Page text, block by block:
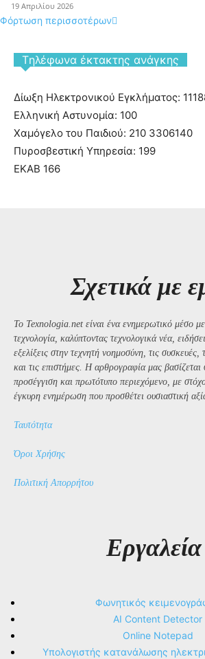
19 Απριλίου 2026
Φόρτωση περισσοτέρων
Tηλέφωνα έκτακτης ανάγκης
Δίωξη Ηλεκτρονικού Εγκλήματος:
Ελληνική Αστυνομία: 100
Χαμόγελο του Παιδιού: 210 3306140
Πυροσβεστική Υπηρεσία: 199
ΕΚΑΒ 166
Σχετικά με
Το Texnologia.net είναι ένα ενημερωτικό μέσο με
τεχνολογία, καλύπτοντας τεχνολογικά νέα,
εξελίξεις στην τεχνητή νοημοσύνη, τις
και τις επιστήμες. Η αρθρογραφία μας βασίζεται
προσέγγιση και πρωτότυπο περιεχόμενο, με
έγκυρη ενημέρωση που προσθέτει ουσιαστική
Ταυτότητα
Όροι Χρήσης
Πολιτική Απορρήτου
Εργαλεία
Φωνητικός
AI Content Detector
Online Notepad
Υπολογιστής κατανάλωσης